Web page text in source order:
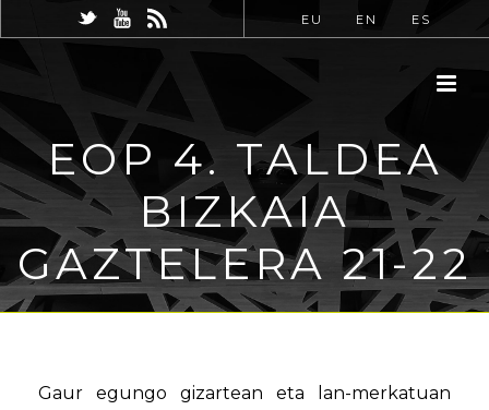
EU EN ES
EOP 4. TALDEA
BIZKAIA
GAZTELERA 21-22
Gaur egungo gizartean eta lan-merkatuan